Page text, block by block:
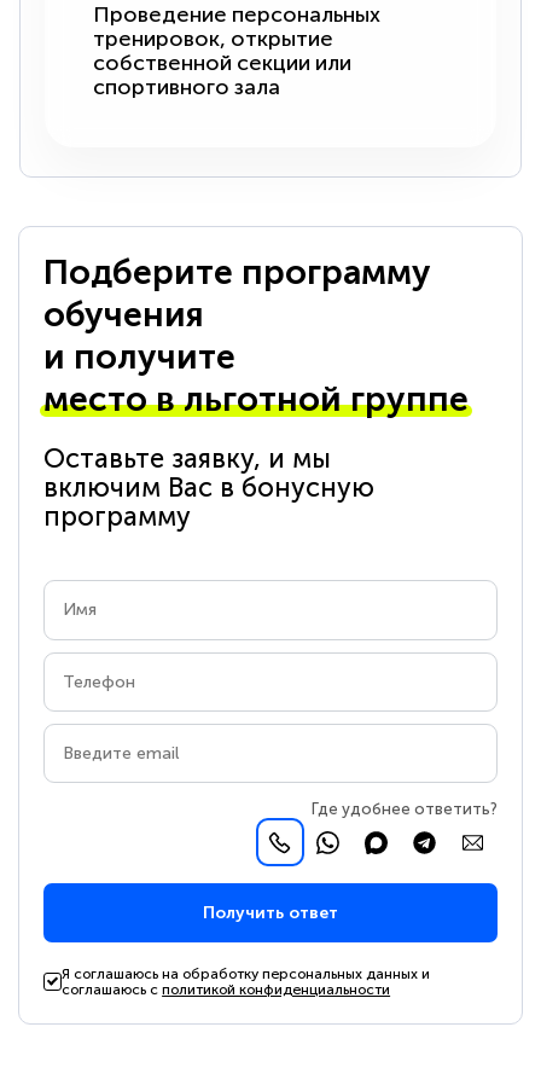
Проведение персональных
тренировок, открытие
собственной секции или
спортивного зала
Подберите программу
обучения
и получите
место в льготной группе
Оставьте заявку, и мы
включим Вас в бонусную
программу
Где удобнее ответить?
Получить ответ
Я соглашаюсь на обработку персональных данных и
соглашаюсь сполитикой конфиденциальности